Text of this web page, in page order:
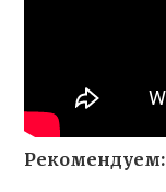
Рекомендуем: